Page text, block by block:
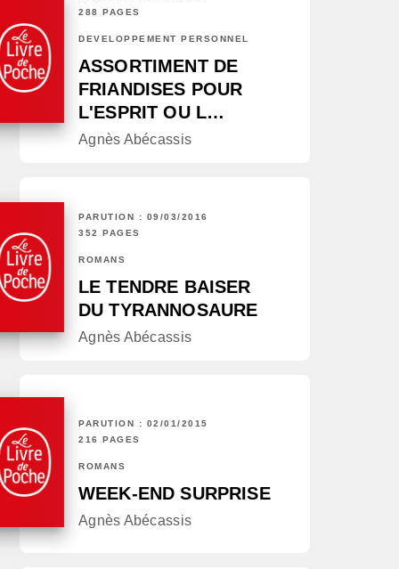
288 PAGES
DÉVELOPPEMENT PERSONNEL
ASSORTIMENT DE
FRIANDISES POUR
L'ESPRIT OU L…
Agnès Abécassis
PARUTION : 09/03/2016
352 PAGES
ROMANS
LE TENDRE BAISER
DU TYRANNOSAURE
Agnès Abécassis
PARUTION : 02/01/2015
216 PAGES
ROMANS
WEEK-END SURPRISE
Agnès Abécassis